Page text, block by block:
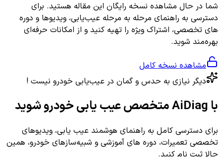
شما در حال مشاهده نسخه رایگان این مقاله هستید. برای
دسترسی به راهنمای مرحله به مرحله عیب‌یابی، ویدیوها و دوره
های تخصصی، اشتراک ویژه را تهیه کنید و از امکانات حرفه‌ای
بهره‌مند شوید.
مشاهده نسخه کامل
دیگر نیازی به حدس و گمان در عیب‌یابی خودرو نیست !
با AiDiag متخصص عیب یابی خودرو شوید
برای دسترسی کامل به راهنمای هوشمند عیب یابی، ویدیوهای
تخصصی تعمیرات، دوره های آموزشی و شبیه‌سازهای خودرو، همین
حالا ثبت نام کنید.